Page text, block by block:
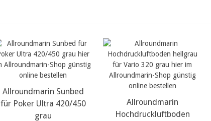
mehr Details...
Allroundmarin Sunbed
für Poker Ultra 420/450
grau
mehr Details...
Allroundmarin
Hochdruckluftboden